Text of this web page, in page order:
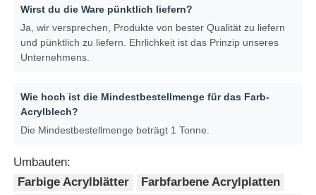
Wirst du die Ware pünktlich liefern?
Ja, wir versprechen, Produkte von bester Qualität zu liefern
und pünktlich zu liefern. Ehrlichkeit ist das Prinzip unseres
Unternehmens.
Wie hoch ist die Mindestbestellmenge für das Farb-
Acrylblech?
Die Mindestbestellmenge beträgt 1 Tonne.
Umbauten:
Farbige Acrylblätter
Farbfarbene Acrylplatten